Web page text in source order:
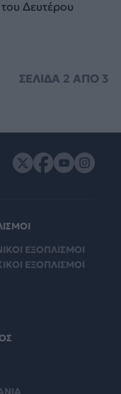
Δευτέρου
ΣΕΛΙΔΑ 2 ΑΠΟ 3
ΕΞΟΠΛΙΣΜΟΙ
ΕΞΟΠΛΙΣΜΟΙ